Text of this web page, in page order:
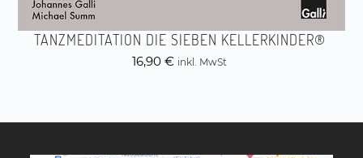
TANZMEDITATION DIE SIEBEN KELLERKINDER®
16,90 € inkl. MwSt